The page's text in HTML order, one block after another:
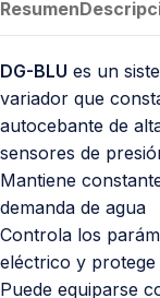
Resumen
DG-BLU es un
variador que
autocebante de
sensores de
Mantiene
demanda de agua
Controla los
eléctrico y
Puede equiparse